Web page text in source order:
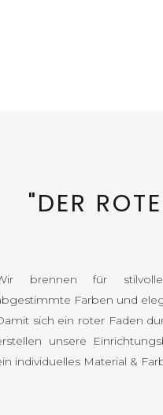
"DER
brennen für
Farben und
sich ein roter Faden
unsere
individuelles Material &